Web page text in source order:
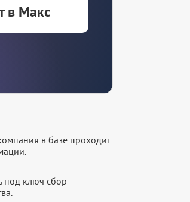
в Макс
в базе проходит
под ключ сбор